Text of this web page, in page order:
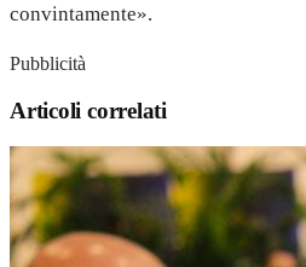
convintamente».
Pubblicità
Articoli correlati